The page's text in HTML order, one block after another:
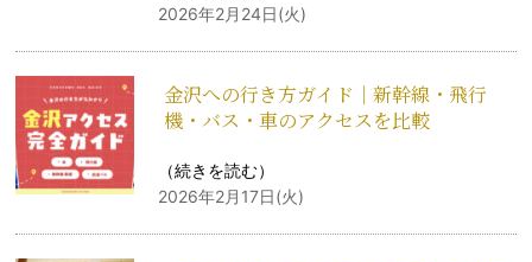
2026年2月24日(火)
金沢への行き方ガイド｜新幹線・飛行
機・バス・車のアクセスを比較
（続きを読む）
2026年2月17日(火)